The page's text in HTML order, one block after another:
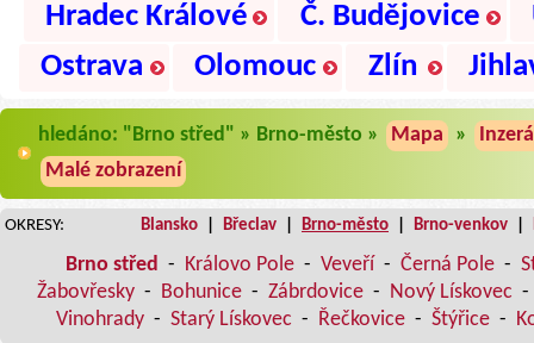
Hradec Králové
Č. Budějovice
Ostrava
Olomouc Zlín
hledáno: "Brno střed" » Brno-město » Mapa »
Malé zobrazení
OKRESY: Blansko Břeclav Brno-město Brno-venkov
Brno střed - Královo Pole - Veveří - Černá Pole -
Žabovřesky - Bohunice - Zábrdovice - Nový Lískovec -
Vinohrady - Starý Lískovec - Řečkovice - Štýřice -